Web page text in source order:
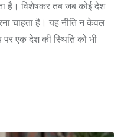
है। विशेषकर तब जब कोई देश
चाहता है। यह नीति न केवल
एक देश की स्थिति को भी